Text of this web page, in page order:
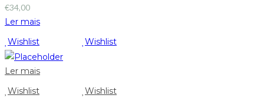
€34,00
Ler mais
Wishlist
Wishlist
Ler mais
Wishlist
Wishlist